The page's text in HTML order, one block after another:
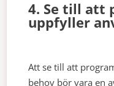
4. Se till att
uppfyller
Att se till att
behov bör vara en